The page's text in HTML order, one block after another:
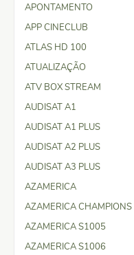
APONTAMENTO
APP CINECLUB
ATLAS HD 100
ATUALIZAÇÃO
ATV BOX STREAM
AUDISAT A1
AUDISAT A1 PLUS
AUDISAT A2 PLUS
AUDISAT A3 PLUS
AZAMERICA
AZAMERICA CHAMPIONS
AZAMERICA S1005
AZAMERICA S1006